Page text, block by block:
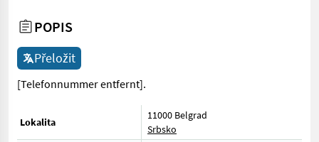
POPIS
Přeložit
[Telefonnummer entfernt].
Lokalita
11000 Belgrad
Srbsko